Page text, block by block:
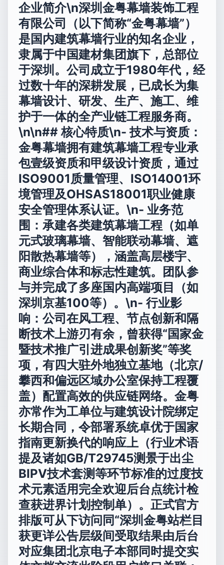
企业简介\n深圳金粤幕墙装饰工程
有限公司（以下简称“金粤幕墙”）
是国内建筑幕墙行业的知名企业，
隶属于中国建材集团旗下，总部位
于深圳。公司成立于1980年代，经
过数十年的深耕发展，已成长为集
幕墙设计、研发、生产、施工、维
护于一体的全产业链工程服务商。
\n\n## 核心特质\n-技术与资质 ：
金粤幕墙拥有建筑幕墙工程专业承
包壹级资质和甲级设计资质，通过
ISO9001质量管理、ISO14001环
境管理及OHSAS18001职业健康
安全管理体系认证。\n- 业务范
围 ：承建各类建筑幕墙工程（如单
元式玻璃幕墙、智能联动幕墙、遮
阳散热幕墙等），涵盖高层楼宇、
商业综合体和标志性建筑。团队参
与并完成了多座国内高端项目（如
深圳京基100等）。\n- 行业影
响 ：公司在风工程、节点创新和隔
断技术上游刃有余，曾获得“国家金
暨技术推广引进成果创新奖”等奖
项，有四大驻外地独立基地（北京/
攀西和偏远区域办公室保持工程覆
盖）配置高效的供应链网络。金粤
亦常作为工单位与建筑设计院绑定
长期合同，令部署系统卓优于国家
指南更新换代的响应上（行业术语
提及诸如GB/T29745测景于出尘
BIPV技术套测等环节标准的过度技
术元素适用完全欢迎后台点统计检
查获进界计划控制单）。正式官方
排版可从下访问同“深圳金粤站栏目
获更详公告层级间受取结果由后台
对应集团北京电子本部同时提交实